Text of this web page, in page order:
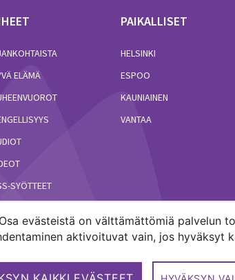
evästeistä on välttämättömiä palvelun
aktivoituvat vain, jos hyväksyt
ELÄMÄ
SYÖTTEET
PAIKALLISET
HELSINKI
ESPOO
KAUNIAINEN
VANTAA